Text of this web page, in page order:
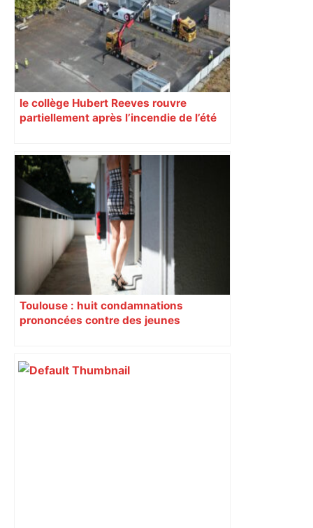
le collège Hubert Reeves rouvre
partiellement après l’incendie de l’été
Toulouse : huit condamnations
prononcées contre des jeunes